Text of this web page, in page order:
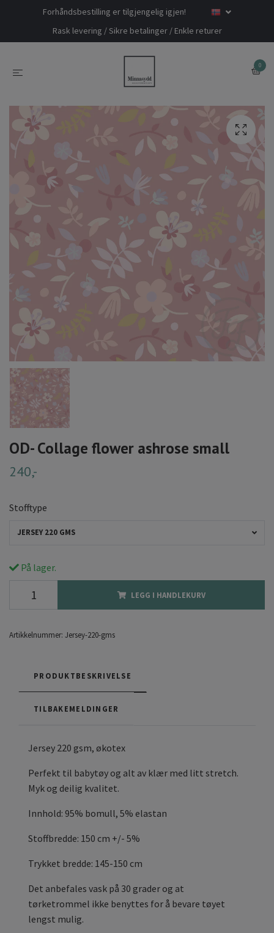
Forhåndsbestilling er tilgjengelig igjen!
Rask levering / Sikre betalinger / Enkle returer
0
OD- Collage flower ashrose small
240,-
Stofftype
JERSEY 220 GMS
På lager.
LEGG I HANDLEKURV
Artikkelnummer: Jersey-220-gms
PRODUKTBESKRIVELSE
TILBAKEMELDINGER
Jersey 220 gsm, økotex
Perfekt til babytøy og alt av klær med litt stretch.
Myk og deilig kvalitet.
Innhold: 95% bomull, 5% elastan
Stoffbredde: 150 cm +/- 5%
Trykket bredde: 145-150 cm
Det anbefales vask på 30 grader og at
tørketrommel ikke benyttes for å bevare tøyet
lengst mulig.